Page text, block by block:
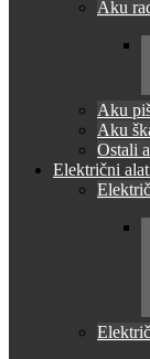
Aku
Aku
Aku
Ostali
Električni